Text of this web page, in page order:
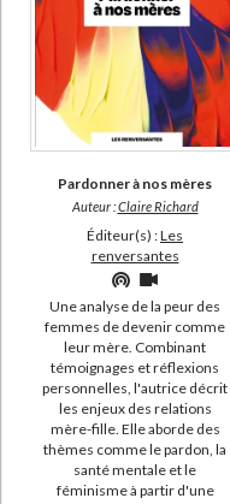
Pardonner à nos mères
Auteur :Claire Richard
Éditeur(s) :Les
renversantes
Une analyse de la peur des
femmes de devenir comme
leur mère. ​Combinant
témoignages et réflexions
personnelles, l'autrice décrit
les enjeux des relations
mère-fille. ​Elle aborde des
thèmes comme le pardon, la
santé mentale et le
féminisme à partir d'une